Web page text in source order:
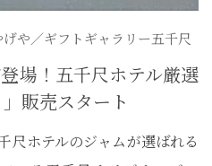
げや／ギフトギャラリー五千尺
場！五千尺ホテル厳選
販売スタート
尺ホテルのジャムが選ばれる